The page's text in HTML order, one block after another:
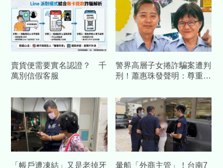
賣貨便需要實名認證？ 千
萬別信假客服
警界高層子女捲詐騙案遭判
刑！蕭惠珠發聲明：尊重判
「帳戶遭凍結」又是老掉牙 暈船「外商主管」！台南7